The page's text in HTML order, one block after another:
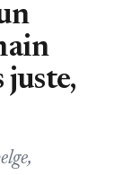
juste,